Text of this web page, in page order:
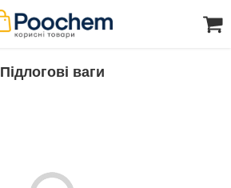
Підлогові ваги